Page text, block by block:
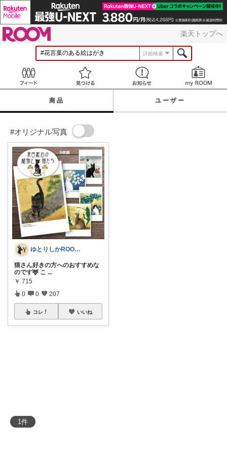
楽天トップへ
詳細検索
見つける お知らせ
商品 ユーザー
#オリジナル写真
1件
ゆとりしかROOM🦌しかちゃんセレクト
猫さん好きの方へのおすすめな
のです🦌 こ ...
￥ 715
0 0 207
コレ いいね